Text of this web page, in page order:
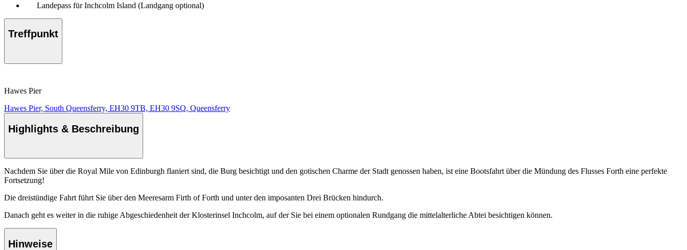
Landepass für Inchcolm Island (Landgang optional)
Treffpunkt
Hawes Pier
Hawes Pier, South Queensferry, EH30 9TB, EH30 9SQ, Queensferry
Highlights & Beschreibung
Nachdem Sie über die Royal Mile von Edinburgh flaniert sind, die Burg besichtigt und den gotischen Charme der Stadt genossen haben, ist eine Bootsfahrt über die Mündung des Flusses Forth eine perfekte
Fortsetzung!
Die dreistündige Fahrt führt Sie über den Meeresarm Firth of Forth und unter den imposanten Drei Brücken hindurch.
Danach geht es weiter in die ruhige Abgeschiedenheit der Klosterinsel Inchcolm, auf der Sie bei einem optionalen Rundgang die mittelalterliche Abtei besichtigen können.
Hinweise